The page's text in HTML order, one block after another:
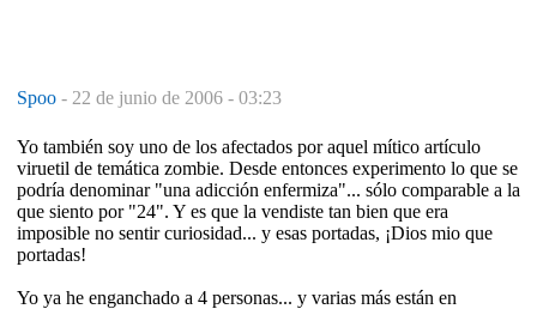
Spoo - 22 de junio de 2006 - 03:23
Yo también soy uno de los afectados por aquel mítico artículo
viruetil de temática zombie. Desde entonces experimento lo que se
podría denominar "una adicción enfermiza"... sólo comparable a la
que siento por "24". Y es que la vendiste tan bien que era
imposible no sentir curiosidad... y esas portadas, ¡Dios mio que
portadas!
Yo ya he enganchado a 4 personas... y varias más están en